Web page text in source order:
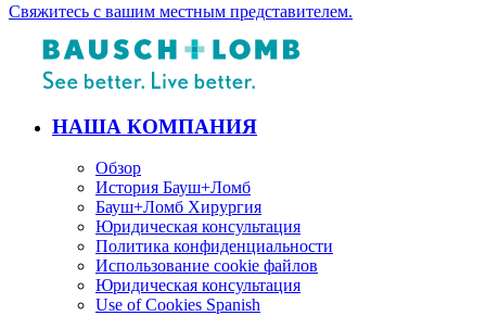
Свяжитесь с вашим местным представителем.
НАША КОМПАНИЯ
Обзор
История Бауш+Ломб
Бауш+Ломб Хирургия
Юридическая консультация
Политика конфиденциальности
Использование cookie файлов
Юридическая консультация
Use of Cookies Spanish